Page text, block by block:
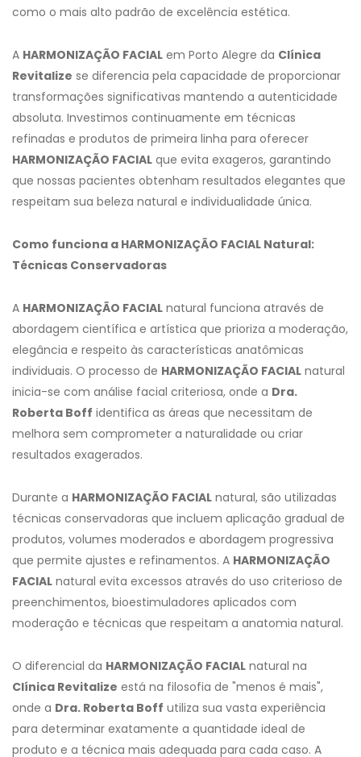
como o mais alto padrão de excelência estética.
A HARMONIZAÇÃO FACIAL em Porto Alegre da Clínica
Revitalize se diferencia pela capacidade de proporcionar
transformações significativas mantendo a autenticidade
absoluta. Investimos continuamente em técnicas
refinadas e produtos de primeira linha para oferecer
HARMONIZAÇÃO FACIAL que evita exageros, garantindo
que nossas pacientes obtenham resultados elegantes que
respeitam sua beleza natural e individualidade única.
Como funciona a HARMONIZAÇÃO FACIAL Natural:
Técnicas Conservadoras
A HARMONIZAÇÃO FACIAL natural funciona através de
abordagem científica e artística que prioriza a moderação,
elegância e respeito às características anatômicas
individuais. O processo de HARMONIZAÇÃO FACIAL natural
inicia-se com análise facial criteriosa, onde a Dra.
Roberta Boff identifica as áreas que necessitam de
melhora sem comprometer a naturalidade ou criar
resultados exagerados.
Durante a HARMONIZAÇÃO FACIAL natural, são utilizadas
técnicas conservadoras que incluem aplicação gradual de
produtos, volumes moderados e abordagem progressiva
que permite ajustes e refinamentos. A HARMONIZAÇÃO
FACIAL natural evita excessos através do uso criterioso de
preenchimentos, bioestimuladores aplicados com
moderação e técnicas que respeitam a anatomia natural.
O diferencial da HARMONIZAÇÃO FACIAL natural na
Clínica Revitalize está na filosofia de "menos é mais",
onde a Dra. Roberta Boff utiliza sua vasta experiência
para determinar exatamente a quantidade ideal de
produto e a técnica mais adequada para cada caso. A